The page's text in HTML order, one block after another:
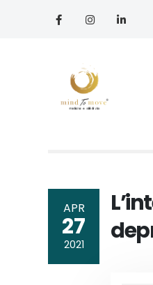
APR
27
2021